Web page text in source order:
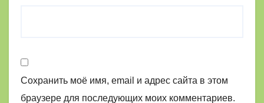
Сохранить моё имя, email и адрес сайта в этом
браузере для последующих моих комментариев.